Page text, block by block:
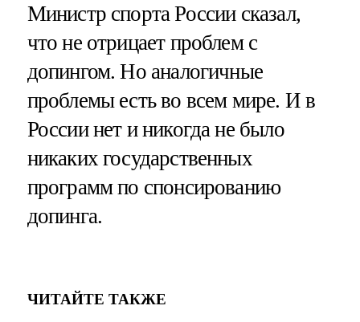
Министр спорта России сказал,
что не отрицает проблем с
допингом. Но аналогичные
проблемы есть во всем мире. И в
России нет и никогда не было
никаких государственных
программ по спонсированию
допинга.
ЧИТАЙТЕ ТАКЖЕ